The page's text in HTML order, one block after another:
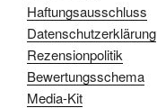
Haftungsausschluss
Datenschutzerklärung
Rezensionpolitik
Bewertungsschema
Media-Kit